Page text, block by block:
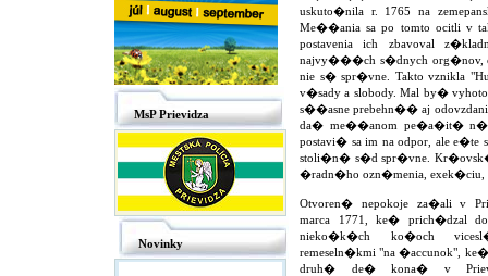
MsP Prievidza
Novinky
uskuto�nila r. 1765 na
Me��ania sa po tomto ocitli v
postavenia ich zbavoval
najvy���ch s�dnych org�nov,
nie s� spr�vne. Takto vznikla
v�sady a slobody. Mal by�
s��asne prebehn�� aj
da� me��anom pe�a�it�
postavi� sa im na odpor, ale
stoli�n� s�d spr�vne.
�radn�ho ozn�menia, exek�ciu,
Otvoren� nepokoje za�ali v
marca 1771, ke� prich�dzal
nieko�k�ch ko�och
remeseln�kmi "na �accunok",
druh� de� kona� v